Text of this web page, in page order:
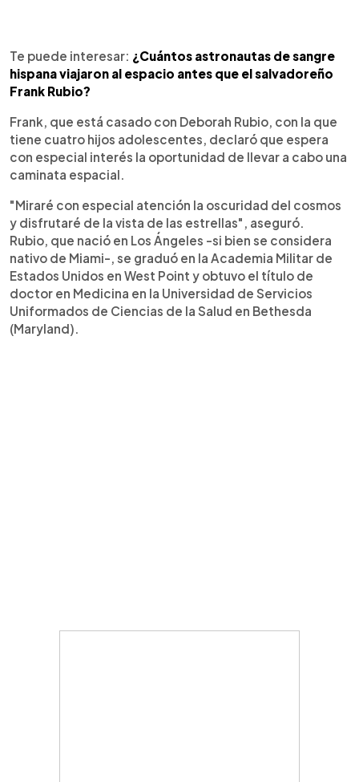
Te puede interesar: ¿Cuántos astronautas de sangre
hispana viajaron al espacio antes que el salvadoreño
Frank Rubio?
Frank, que está casado con Deborah Rubio, con la que
tiene cuatro hijos adolescentes, declaró que espera
con especial interés la oportunidad de llevar a cabo una
caminata espacial.
"Miraré con especial atención la oscuridad del cosmos
y disfrutaré de la vista de las estrellas", aseguró.
Rubio, que nació en Los Ángeles -si bien se considera
nativo de Miami-, se graduó en la Academia Militar de
Estados Unidos en West Point y obtuvo el título de
doctor en Medicina en la Universidad de Servicios
Uniformados de Ciencias de la Salud en Bethesda
(Maryland).